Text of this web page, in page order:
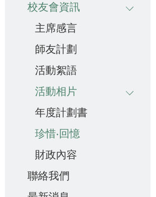
校友會資訊
主席感言
師友計劃
活動絮語
活動相片
年度計劃書
珍惜‧回憶
財政內容
聯絡我們